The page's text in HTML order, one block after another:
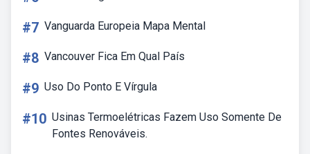
#7 Vanguarda Europeia Mapa Mental
#8 Vancouver Fica Em Qual País
#9 Uso Do Ponto E Vírgula
#10 Usinas Termoelétricas Fazem Uso Somente De
Fontes Renováveis.